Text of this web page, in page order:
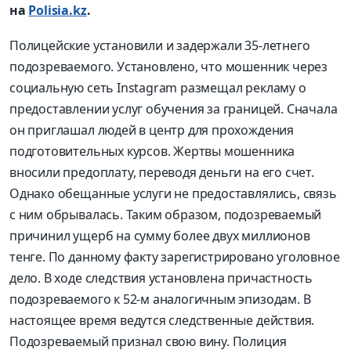
на Polisia.kz.
Полицейские установили и задержали 35-летнего
подозреваемого. Установлено, что мошенник через
социальную сеть Instagram размещал рекламу о
предоставлении услуг обучения за границей. Сначала
он приглашал людей в центр для прохождения
подготовительных курсов. Жертвы мошенника
вносили предоплату, переводя деньги на его счет.
Однако обещанные услуги не предоставлялись, связь
с ним обрывалась. Таким образом, подозреваемый
причинил ущерб на сумму более двух миллионов
тенге. По данному факту зарегистрировано уголовное
дело. В ходе следствия установлена причастность
подозреваемого к 52-м аналогичным эпизодам. В
настоящее время ведутся следственные действия.
Подозреваемый признал свою вину. Полиция